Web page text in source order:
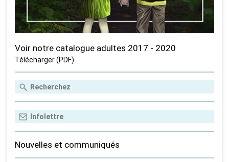
Voir notre catalogue adultes 2017 - 2020
Télécharger (PDF)
Nouvelles et communiqués